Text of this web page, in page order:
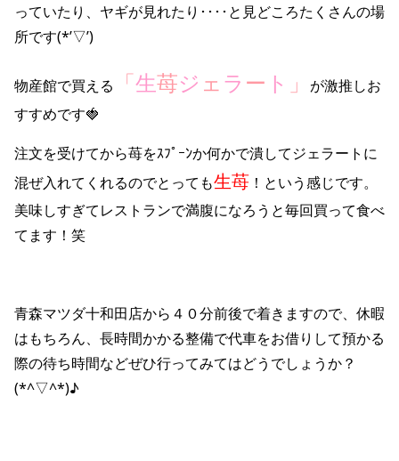
っていたり、ヤギが見れたり････と見どころたくさんの場
所です(*’▽’)
物産館で買える 「生苺ジ ェ ラ ー ト 」
が激推しお
すすめです🍓
注文を受けてから苺をｽﾌﾟｰﾝか何かで潰してジェラートに
混ぜ入れてくれるのでとっても生苺 ！という感じです。
美味しすぎてレストランで満腹になろうと毎回買って食べ
てます！笑
青森マツダ十和田店から４０分前後で着きますので、休暇
はもちろん、長時間かかる整備で代車をお借りして預かる
際の待ち時間などぜひ行ってみてはどうでしょうか？
(*^▽^*)♪